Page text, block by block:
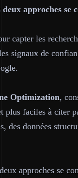
approches se
capter les
signaux de
Optimization,
plus faciles à citer
des données
approches se